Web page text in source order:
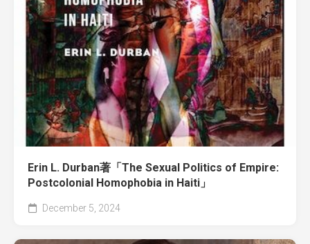
Erin L. Durban著「The Sexual Politics of Empire:
Postcolonial Homophobia in Haiti」
December 5, 2024